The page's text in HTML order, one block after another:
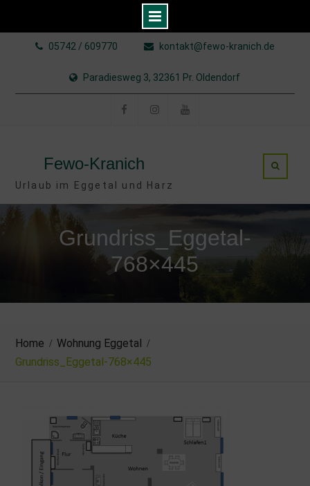
05742 / 609770 kontakt@fewo-kranich.de
Paradiesweg 3, 32361 Pr. Oldendorf
Fewo-Kranich
Urlaub im Eggetal und Harz
Grundriss_Eggetal-
768×445
Home
Wohnung Eggetal
Grundriss_Eggetal-768×445